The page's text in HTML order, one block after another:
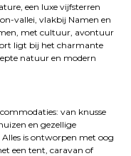
een luxe vijfsterren
vallei, vlakbij Namen en
met cultuur, avontuur
ligt bij het charmante
natuur en modern
van knusse
en gezellige
is ontworpen met oog
een tent, caravan of